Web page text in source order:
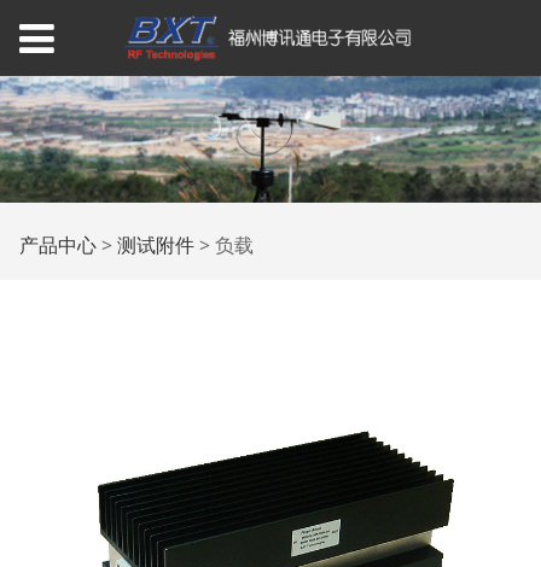
负载
产品中心> 测试附件> 负载